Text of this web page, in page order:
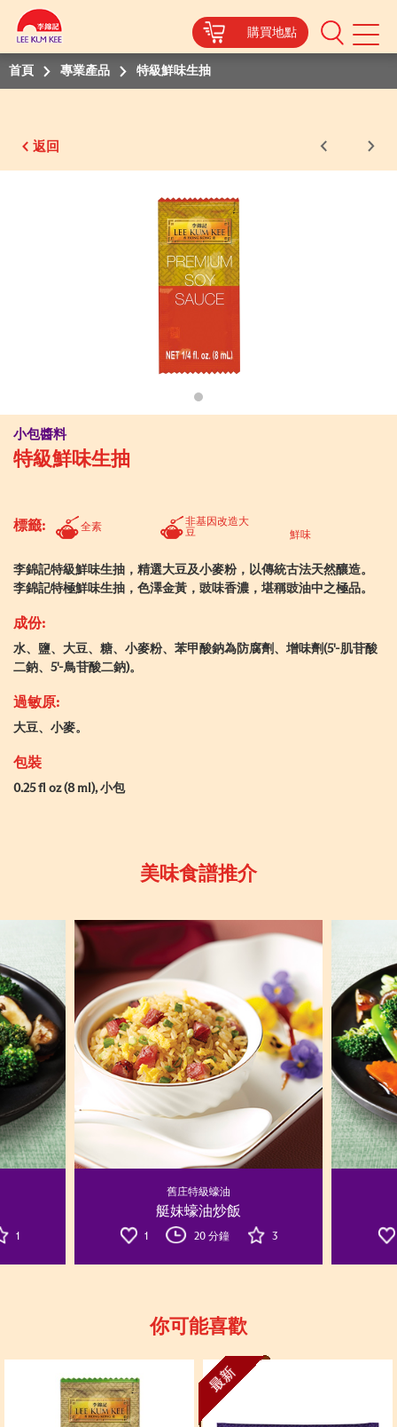
購買地點
Mobile
Menu
首頁
專業產品 特級鮮味生抽
返回
小包醬料
特級鮮味生抽
標籤: 全素
非基因改造大
豆
鮮味
李錦記特級鮮味生抽，精選大豆及小麥粉，以傳統古法天然釀造。
李錦記特極鮮味生抽，色澤金黃，豉味香濃，堪稱豉油中之極品。
成份:
水、鹽、大豆、糖、小麥粉、苯甲酸鈉為防腐劑、增味劑(5'-肌苷酸
二鈉、5'-鳥苷酸二鈉)。
過敏原:
大豆、小麥。
包裝
0.25 fl oz (8 ml), 小包
美味食譜推介
1
舊庄特級蠔油
艇妹蠔油炒飯
1 20 分鐘 3
你可能喜歡
最新